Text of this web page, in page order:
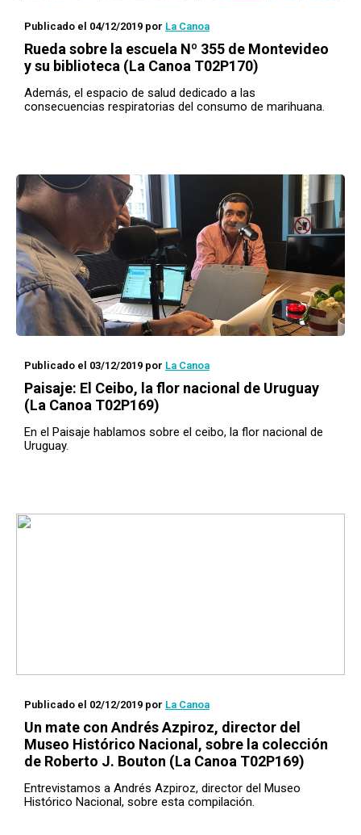
Publicado el 04/12/2019 por La Canoa
Rueda sobre la escuela Nº 355 de Montevideo
y su biblioteca (La Canoa T02P170)
Además, el espacio de salud dedicado a las
consecuencias respiratorias del consumo de marihuana.
Publicado el 03/12/2019 por La Canoa
Paisaje: El Ceibo, la flor nacional de Uruguay
(La Canoa T02P169)
En el Paisaje hablamos sobre el ceibo, la flor nacional de
Uruguay.
Publicado el 02/12/2019 por La Canoa
Un mate con Andrés Azpiroz, director del
Museo Histórico Nacional, sobre la colección
de Roberto J. Bouton (La Canoa T02P169)
Entrevistamos a Andrés Azpiroz, director del Museo
Histórico Nacional, sobre esta compilación.